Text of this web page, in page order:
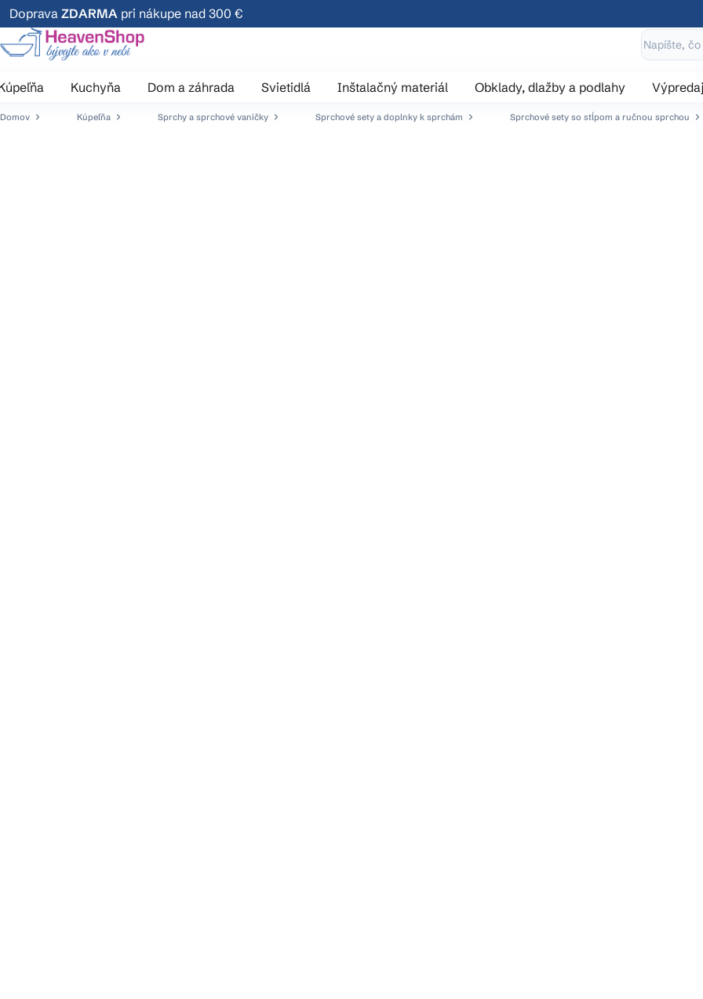
Prejsť
na
obsah
Doprava ZDARMA pri nákupe nad 300 €
Kuchyňa Dom a záhrada Svietidlá Inštalačný materiál Obklady, dlažby a podlahy Výpredaj
Domov Kúpeľňa Sprchy a sprchové vaničky Sprchové sety a doplnky k sprchám Sprchové sety so stĺpom a ručnou sprchou